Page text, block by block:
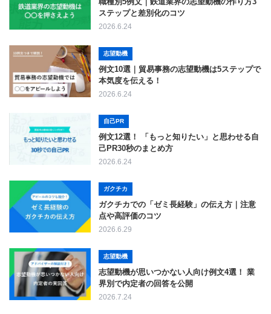
ステップと差別化のコツ
2026.6.24
志望動機
例文10選｜貿易事務の志望動機は5ステップで
本気度を伝える！
2026.6.24
自己PR
例文12選！ 「もっと知りたい」と思わせる自
己PR30秒のまとめ方
2026.6.24
ガクチカ
ガクチカでの「ゼミ長経験」の伝え方｜注意
点や高評価のコツ
2026.6.29
志望動機
志望動機が思いつかない人向け例文4選！ 業
界別で内定者の回答を公開
2026.7.24